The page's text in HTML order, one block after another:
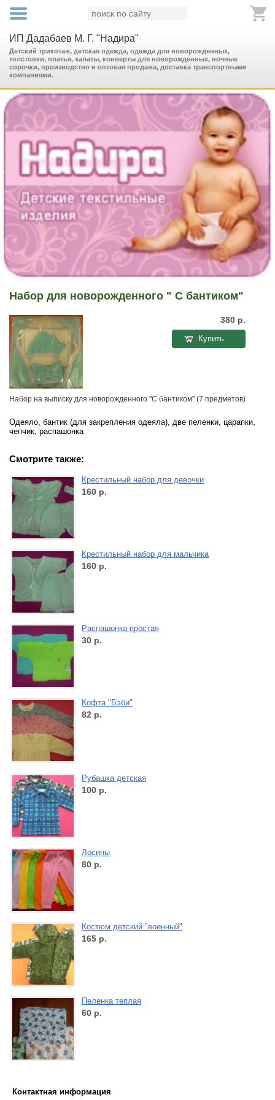
ИП Дадабаев М. Г. "Надира"
Детский трикотаж, детская одежда, одежда для новорожденных,
толстовки, платья, халаты, конверты для новорожденных, ночные
сорочки, производство и оптовая продажа, доставка транспортными
компаниями.
Набор для новорожденного " С бантиком"
380 р.
Купить
Набор на выписку для новорожденного "С бантиком" (7 предметов)
Одеяло, бантик (для закрепления одеяла), две пеленки, царапки,
чепчик, распашонка
Смотрите также:
Крестильный набор для девочки
160 р.
Крестильный набор для мальчика
160 р.
Распашонка простая
30 р.
Кофта "Бэби"
82 р.
Рубашка детская
100 р.
Лосины
80 р.
Костюм детский "военный"
165 р.
Пеленка теплая
60 р.
Контактная информация